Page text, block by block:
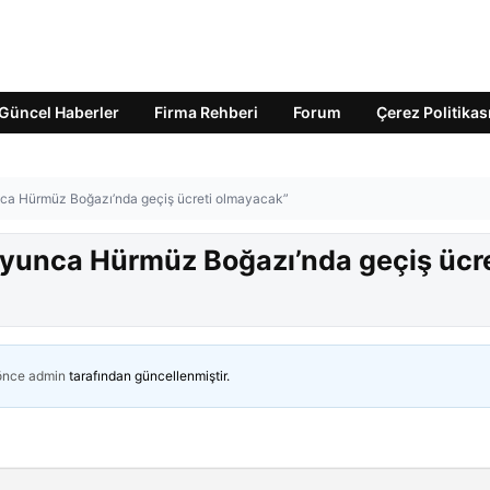
Haberler Firma Rehberi Forum Çerez
Hürmüz Boğazı’nda geçiş ücreti olmayacak”
Hürmüz Boğazı’nda geçiş
admin tarafından güncellenmiştir.